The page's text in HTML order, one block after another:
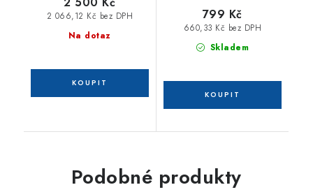
Na dotaz
2 066,12 Kč bez DPH
Skladem
660,33 Kč bez DPH
799 Kč
Podobné produkty